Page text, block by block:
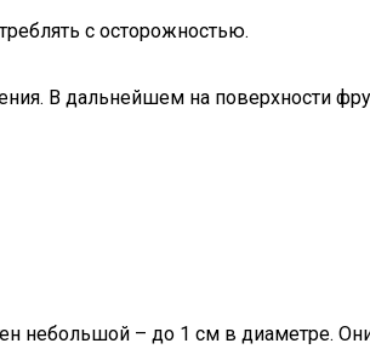
с осторожностью.
В дальнейшем на поверхности
небольшой – до 1 см в диаметре.